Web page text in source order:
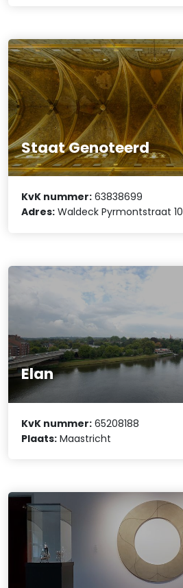
Staat Genoteerd
KvK nummer: 63838699
Adres: Waldeck Pyrmontstraat 10
Elan
KvK nummer: 65208188
Plaats: Maastricht